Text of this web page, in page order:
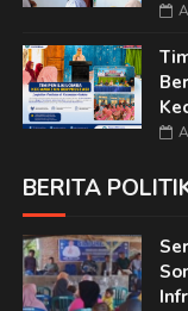
BERITA